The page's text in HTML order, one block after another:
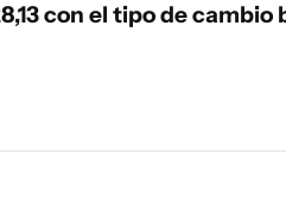
con el tipo de cambio